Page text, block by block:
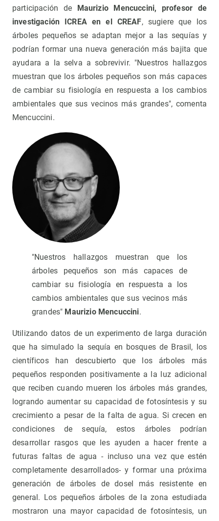
participación de Maurizio Mencuccini, profesor de
investigación ICREA en el CREAF, sugiere que los
árboles pequeños se adaptan mejor a las sequías y
podrían formar una nueva generación más bajita que
ayudara a la selva a sobrevivir. "Nuestros hallazgos
muestran que los árboles pequeños son más capaces
de cambiar su fisiología en respuesta a los cambios
ambientales que sus vecinos más grandes", comenta
Mencuccini.
"Nuestros hallazgos muestran que los
árboles pequeños son más capaces de
cambiar su fisiología en respuesta a los
cambios ambientales que sus vecinos más
grandes" Maurizio Mencuccini.
Utilizando datos de un experimento de larga duración
que ha simulado la sequía en bosques de Brasil, los
científicos han descubierto que los árboles más
pequeños responden positivamente a la luz adicional
que reciben cuando mueren los árboles más grandes,
logrando aumentar su capacidad de fotosíntesis y su
crecimiento a pesar de la falta de agua. Si crecen en
condiciones de sequía, estos árboles podrían
desarrollar rasgos que les ayuden a hacer frente a
futuras faltas de agua - incluso una vez que estén
completamente desarrollados- y formar una próxima
generación de árboles de dosel más resistente en
general. Los pequeños árboles de la zona estudiada
mostraron una mayor capacidad de fotosíntesis, un